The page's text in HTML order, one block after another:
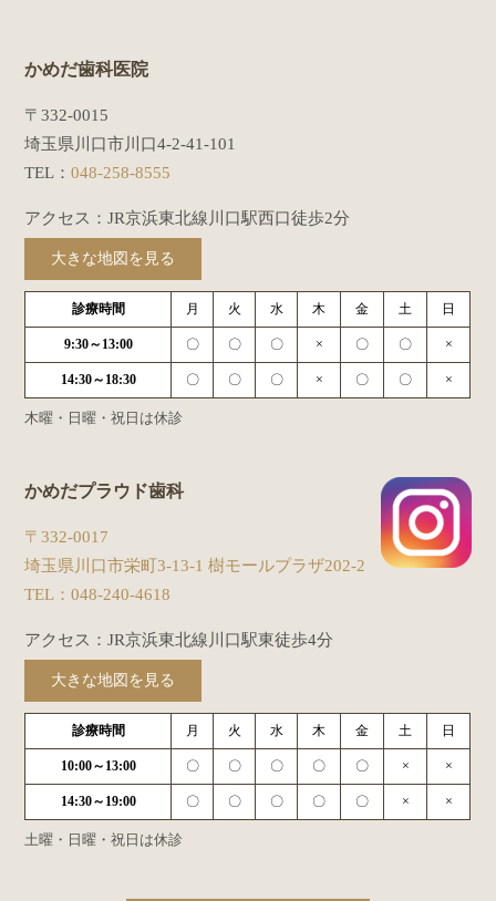
かめだ歯科医院
〒332-0015
埼玉県川口市川口4-2-41-101
TEL：048-258-8555
アクセス：JR京浜東北線川口駅西口徒歩2分
大きな地図を見る
診療時間 月 火 水 木 金 土 日
9:30～13:00 〇 〇 〇 × 〇 〇 ×
14:30～18:30 〇 〇 〇 × 〇 〇 ×
木曜・日曜・祝日は休診
かめだプラウド歯科
〒332-0017
埼玉県川口市栄町3-13-1 樹モールプラザ202-2
TEL：048-240-4618
アクセス：JR京浜東北線川口駅東徒歩4分
大きな地図を見る
診療時間 月 火 水 木 金 土 日
10:00～13:00 〇 〇 〇 〇 〇 × ×
14:30～19:00 〇 〇 〇 〇 〇 × ×
土曜・日曜・祝日は休診